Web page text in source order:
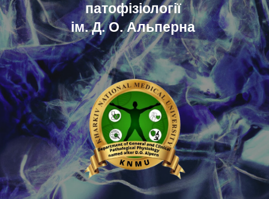
патофізіології
ім. Д. О. Альперна